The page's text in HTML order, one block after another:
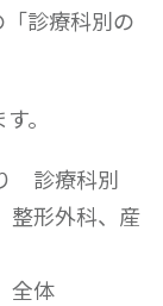
診療科別の
。
診療科別
整形外科、産
全体